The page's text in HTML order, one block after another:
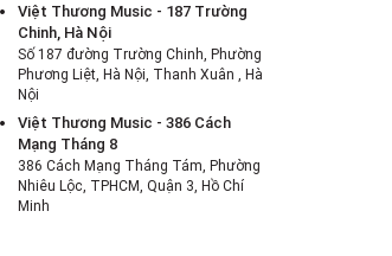
Việt Thương Music - 187 Trường
Chinh, Hà Nội
Số 187 đường Trường Chinh, Phường
Phương Liệt, Hà Nội, Thanh Xuân , Hà
Nội
Việt Thương Music - 386 Cách
Mạng Tháng 8
386 Cách Mạng Tháng Tám, Phường
Nhiêu Lộc, TPHCM, Quận 3, Hồ Chí
Minh